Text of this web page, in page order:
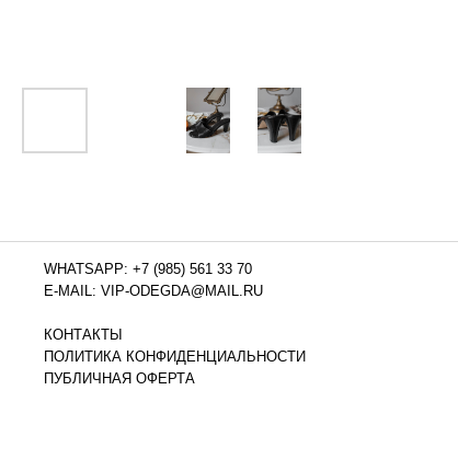
WHATSAPP: +7 (985) 561 33 70
E-MAIL: VIP-ODEGDA@MAIL.RU
КОНТАКТЫ
ПОЛИТИКА КОНФИДЕНЦИАЛЬНОСТИ
ПУБЛИЧНАЯ ОФЕРТА